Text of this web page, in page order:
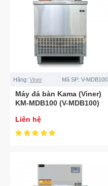
Hãng: Viner Mã SP: V-MDB100
Máy đá bàn Kama (Viner)
KM-MDB100 (V-MDB100)
Liên hệ